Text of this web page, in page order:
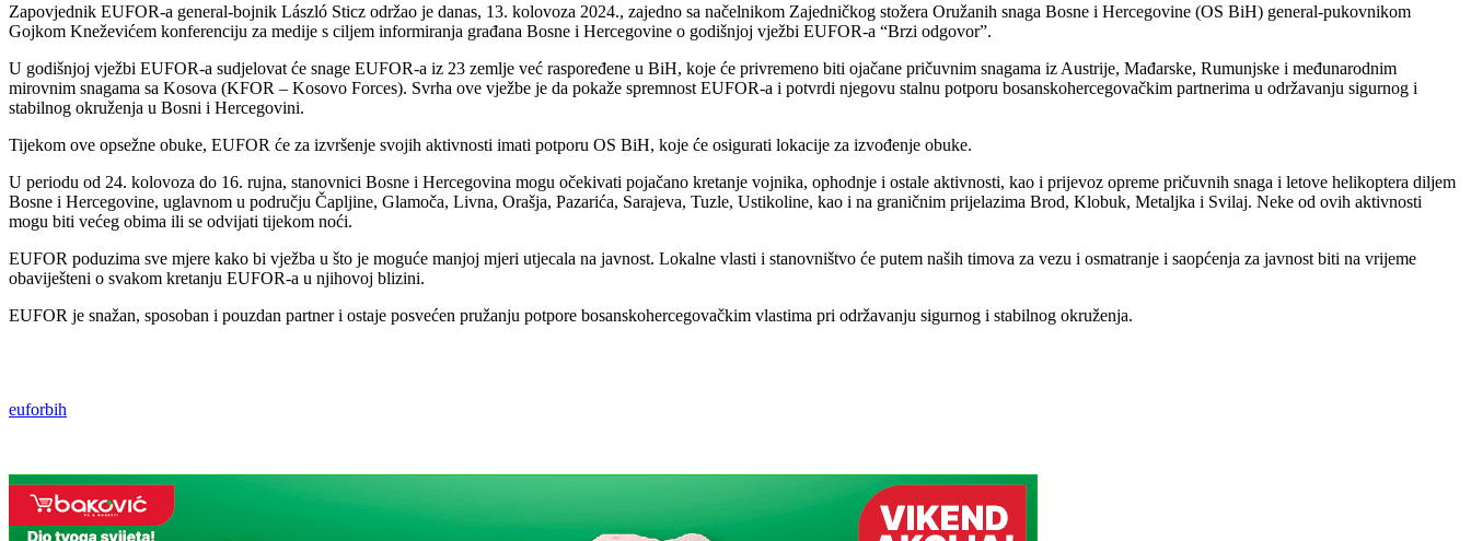
Zapovjednik EUFOR-a general-bojnik László Sticz održao je danas, 13. kolovoza 2024., zajedno sa načelnikom Zajedničkog stožera Oružanih snaga Bosne i Hercegovine (OS BiH) general-pukovnikom
Gojkom Kneževićem konferenciju za medije s ciljem informiranja građana Bosne i Hercegovine o godišnjoj vježbi EUFOR-a “Brzi odgovor”.
U godišnjoj vježbi EUFOR-a sudjelovat će snage EUFOR-a iz 23 zemlje već raspoređene u BiH, koje će privremeno biti ojačane pričuvnim snagama iz Austrije, Mađarske, Rumunjske i međunarodnim
mirovnim snagama sa Kosova (KFOR – Kosovo Forces). Svrha ove vježbe je da pokaže spremnost EUFOR-a i potvrdi njegovu stalnu potporu bosanskohercegovačkim partnerima u održavanju sigurnog i
stabilnog okruženja u Bosni i Hercegovini.
Tijekom ove opsežne obuke, EUFOR će za izvršenje svojih aktivnosti imati potporu OS BiH, koje će osigurati lokacije za izvođenje obuke.
U periodu od 24. kolovoza do 16. rujna, stanovnici Bosne i Hercegovina mogu očekivati pojačano kretanje vojnika, ophodnje i ostale aktivnosti, kao i prijevoz opreme pričuvnih snaga i letove helikoptera diljem
Bosne i Hercegovine, uglavnom u području Čapljine, Glamoča, Livna, Orašja, Pazarića, Sarajeva, Tuzle, Ustikoline, kao i na graničnim prijelazima Brod, Klobuk, Metaljka i Svilaj. Neke od ovih aktivnosti
mogu biti većeg obima ili se odvijati tijekom noći.
EUFOR poduzima sve mjere kako bi vježba u što je moguće manjoj mjeri utjecala na javnost. Lokalne vlasti i stanovništvo će putem naših timova za vezu i osmatranje i saopćenja za javnost biti na vrijeme
obaviješteni o svakom kretanju EUFOR-a u njihovoj blizini.
EUFOR je snažan, sposoban i pouzdan partner i ostaje posvećen pružanju potpore bosanskohercegovačkim vlastima pri održavanju sigurnog i stabilnog okruženja.
euforbih